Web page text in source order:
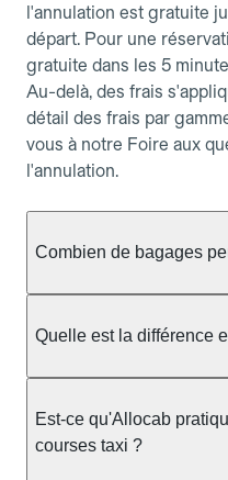
l'annulation est gratuite
départ. Pour une
gratuite dans les 5
Au-delà, des frais
détail des frais par
vous à notre Foire aux
l'annulation.
Combien de bagages
taxi berline accueille en
ou nombreux, précisez-
au chauffeur" lors de la
pas impacté par le
Quelle est la différence
prendre en charge
station ou sur
Est-ce qu'Allocab
courses taxi ?